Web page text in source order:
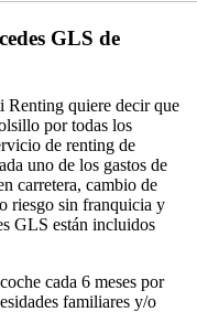
GLS de
Renting quiere decir que
por todas los
de renting de
uno de los gastos de
carretera, cambio de
riesgo sin franquicia y
GLS están incluidos
cada 6 meses por
familiares y/o